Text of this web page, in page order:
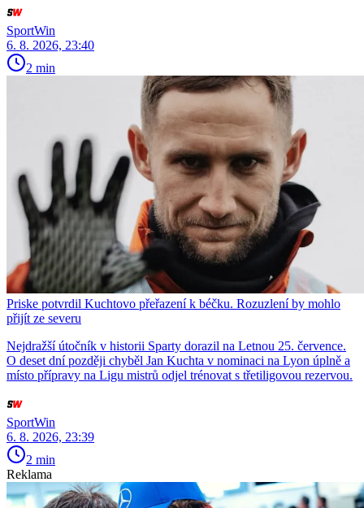
SportWin
6. 8. 2026, 23:40
2 min
Priske potvrdil Kuchtovo přeřazení k béčku. Rozuzlení by mohlo
přijít ze severu
Nejdražší útočník v historii Sparty dorazil na Letnou 25. července.
O deset dní později chyběl Jan Kuchta v nominaci na Lyon úplně a
místo přípravy na Ligu mistrů odjel trénovat s třetiligovou rezervou.
SportWin
6. 8. 2026, 23:39
2 min
Reklama